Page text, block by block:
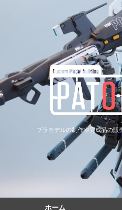
プラモデルの制作や完成品の販
ホーム